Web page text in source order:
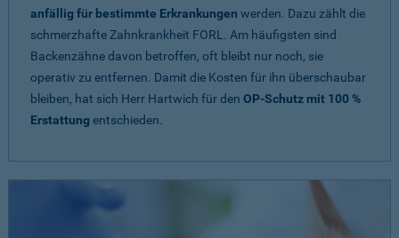
anfällig für bestimmte Erkrankungen werden. Dazu zählt die
schmerzhafte Zahnkrankheit FORL. Am häufigsten sind
Backenzähne davon betroffen, oft bleibt nur noch, sie
operativ zu entfernen. Damit die Kosten für ihn überschaubar
bleiben, hat sich Herr Hartwich für den OP-Schutz mit 100 %
Erstattung entschieden.